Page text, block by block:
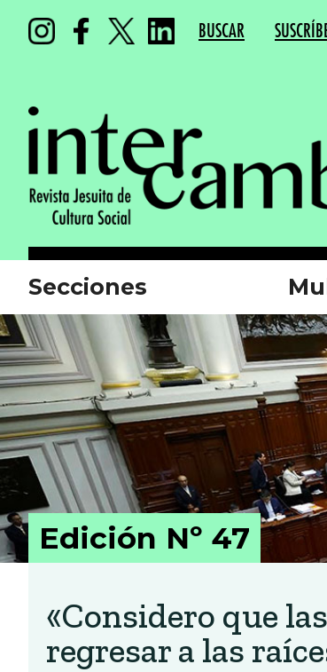
BUSCAR
Secciones
Edición Nº 47
«Considero que
regresar a las